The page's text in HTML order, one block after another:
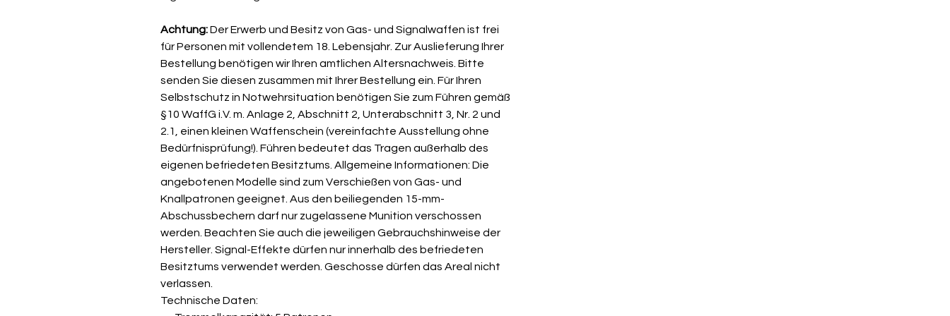
Achtung:Der Erwerb und Besitz von Gas- und Signalwaffen ist frei
für Personen mit vollendetem 18. Lebensjahr. Zur Auslieferung Ihrer
Bestellung benötigen wir Ihren amtlichen Altersnachweis. Bitte
senden Sie diesen zusammen mit Ihrer Bestellung ein. Für Ihren
Selbstschutz in Notwehrsituation benötigen Sie zum Führen gemäß
§10 WaffG i.V. m. Anlage 2, Abschnitt 2, Unterabschnitt 3, Nr. 2 und
2.1, einen kleinen Waffenschein (vereinfachte Ausstellung ohne
Bedürfnisprüfung!). Führen bedeutet das Tragen außerhalb des
eigenen befriedeten Besitztums. Allgemeine Informationen: Die
angebotenen Modelle sind zum Verschießen von Gas- und
Knallpatronen geeignet. Aus den beiliegenden 15-mm-
Abschussbechern darf nur zugelassene Munition verschossen
werden. Beachten Sie auch die jeweiligen Gebrauchshinweise der
Hersteller. Signal-Effekte dürfen nur innerhalb des befriedeten
Besitztums verwendet werden. Geschosse dürfen das Areal nicht
verlassen.
Technische Daten: